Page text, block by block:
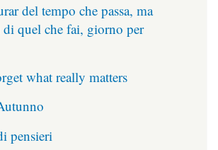
del tempo che passa, ma
di quel che fai, giorno per
what really matters
pensieri